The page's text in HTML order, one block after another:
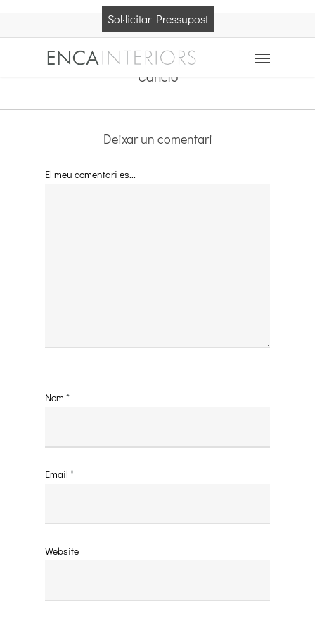
Sol·licitar Pressupost
Menu
Cancio
Deixar un comentari
El meu comentari es...
Nom *
Email *
Website